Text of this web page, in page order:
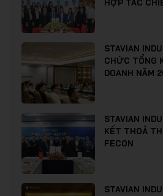
HỢP TÁC
STAVIAN
CHỨC TỔNG
DOANH NĂM
STAVIAN
KẾT THOẢ
FECON
STAVIAN